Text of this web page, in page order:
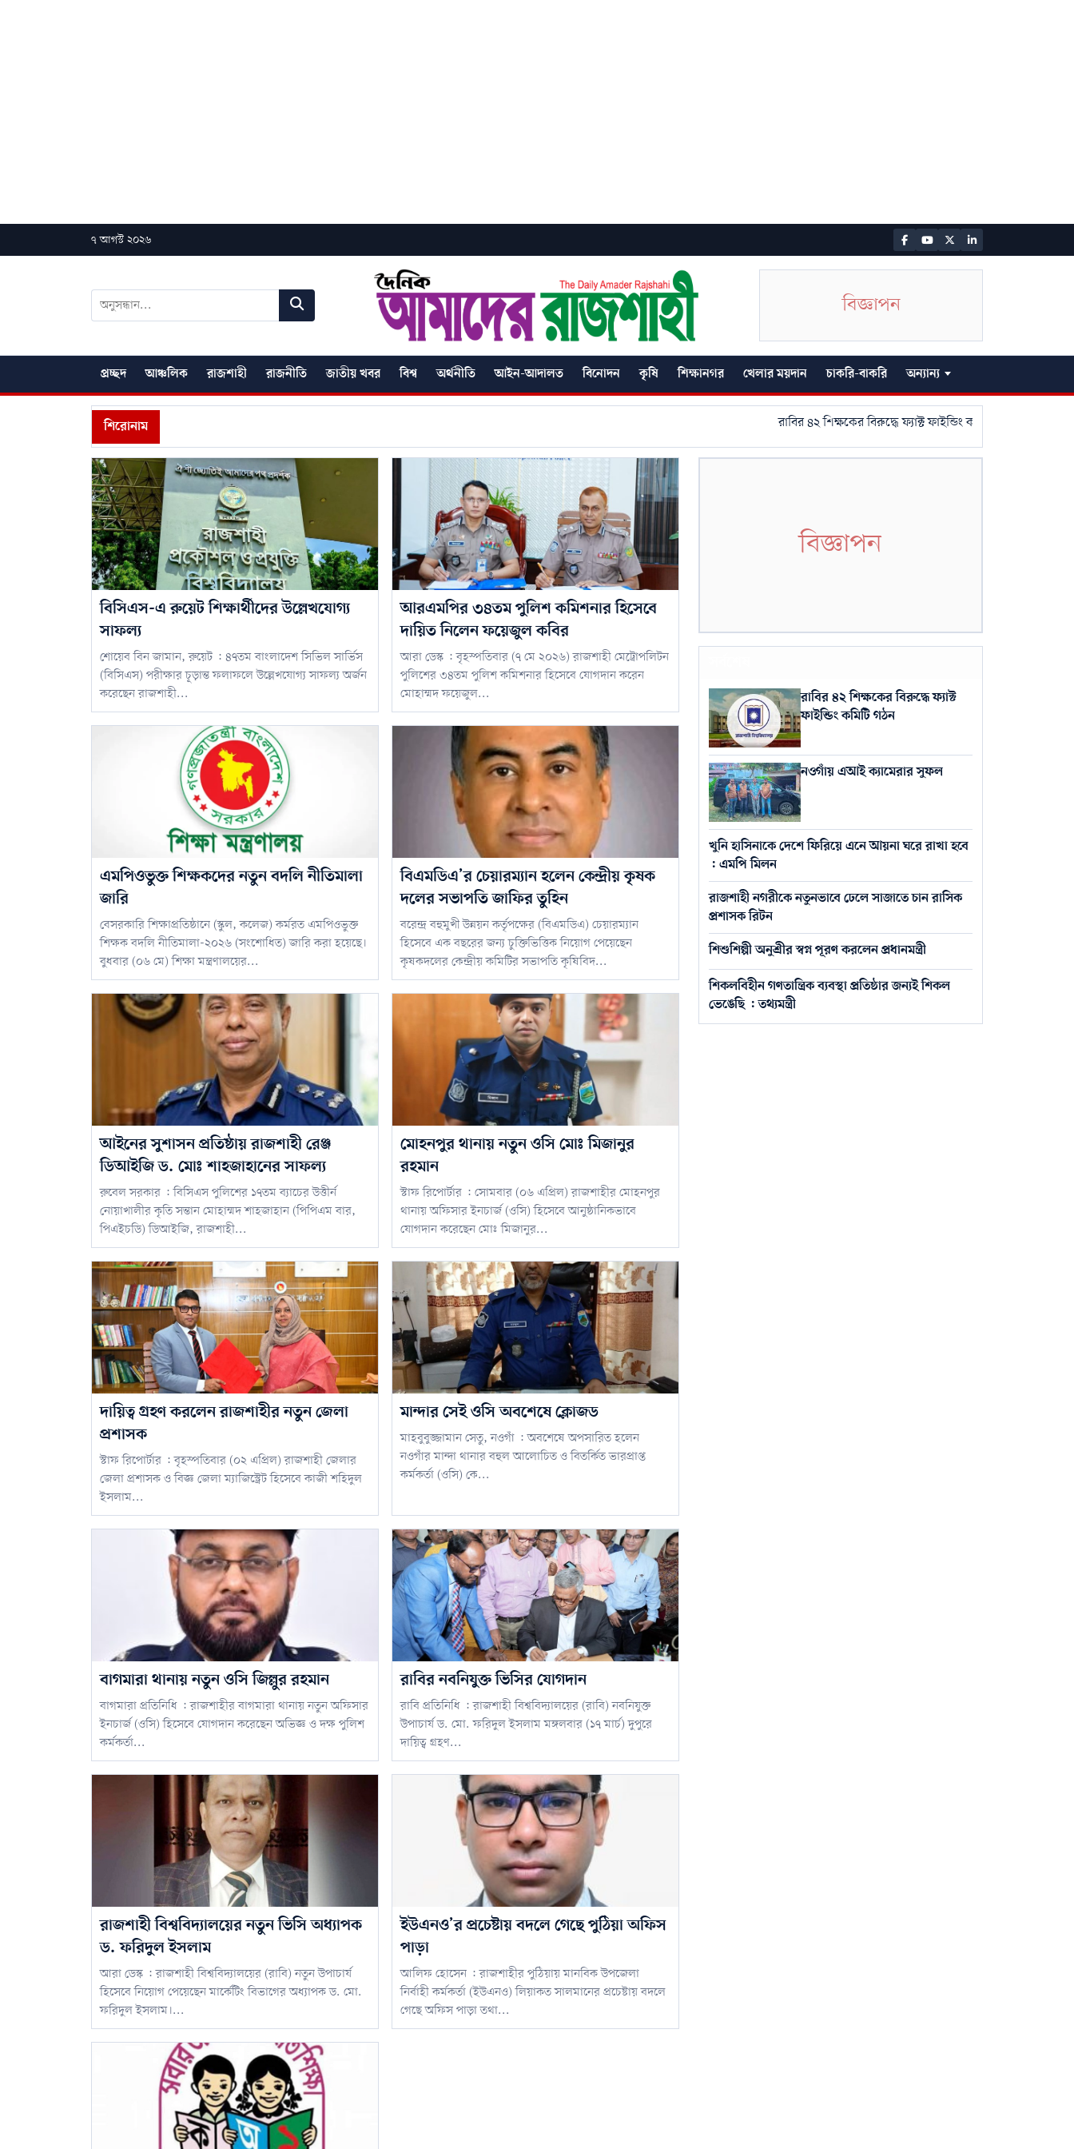
৭ আগস্ট ২০২৬
বিজ্ঞাপন
প্রচ্ছদ আঞ্চলিক রাজশাহী রাজনীতি জাতীয় খবর বিশ্ব অর্থনীতি আইন-আদালত বিনোদন কৃষি শিক্ষানগর খেলার ময়দান চাকরি-বাকরি অন্যান্য
শিরোনাম রাবির ৪২ শিক্ষকের বিরুদ্ধে ফ্যাক্ট ফাইন্ডিং কমিটি গঠন
বিসিএস-এ রুয়েট শিক্ষার্থীদের উল্লেখযোগ্য
সাফল্য
শোয়েব বিন জামান, রুয়েট : ৪৭তম বাংলাদেশ সিভিল সার্ভিস
(বিসিএস) পরীক্ষার চূড়ান্ত ফলাফলে উল্লেখযোগ্য সাফল্য অর্জন
করেছেন রাজশাহী...
আরএমপির ৩৪তম পুলিশ কমিশনার হিসেবে
দায়িত নিলেন ফয়েজুল কবির
আরা ডেস্ক : বৃহস্পতিবার (৭ মে ২০২৬) রাজশাহী মেট্রোপলিটন
পুলিশের ৩৪তম পুলিশ কমিশনার হিসেবে যোগদান করেন
মোহাম্মদ ফয়েজুল...
এমপিওভুক্ত শিক্ষকদের নতুন বদলি নীতিমালা
জারি
বেসরকারি শিক্ষাপ্রতিষ্ঠানে (স্কুল, কলেজ) কর্মরত এমপিওভুক্ত
শিক্ষক বদলি নীতিমালা-২০২৬ (সংশোধিত) জারি করা হয়েছে।
বুধবার (০৬ মে) শিক্ষা মন্ত্রণালয়ের...
বিএমডিএ’র চেয়ারম্যান হলেন কেন্দ্রীয় কৃষক
দলের সভাপতি জাফির তুহিন
বরেন্দ্র বহুমুখী উন্নয়ন কর্তৃপক্ষের (বিএমডিএ) চেয়ারম্যান
হিসেবে এক বছরের জন্য চুক্তিভিত্তিক নিয়োগ পেয়েছেন
কৃষকদলের কেন্দ্রীয় কমিটির সভাপতি কৃষিবিদ...
আইনের সুশাসন প্রতিষ্ঠায় রাজশাহী রেঞ্জ
ডিআইজি ড. মোঃ শাহজাহানের সাফল্য
রুবেল সরকার : বিসিএস পুলিশের ১৭তম ব্যাচের উত্তীর্ন
নোয়াখালীর কৃতি সন্তান মোহাম্মদ শাহজাহান (পিপিএম বার,
পিএইচডি) ডিআইজি, রাজশাহী...
মোহনপুর থানায় নতুন ওসি মোঃ মিজানুর
রহমান
স্টাফ রিপোর্টার : সোমবার (০৬ এপ্রিল) রাজশাহীর মোহনপুর
থানায় অফিসার ইনচার্জ (ওসি) হিসেবে আনুষ্ঠানিকভাবে
যোগদান করেছেন মোঃ মিজানুর...
দায়িত্ব গ্রহণ করলেন রাজশাহীর নতুন জেলা
প্রশাসক
স্টাফ রিপোর্টার : বৃহস্পতিবার (০২ এপ্রিল) রাজশাহী জেলার
জেলা প্রশাসক ও বিজ্ঞ জেলা ম্যাজিস্ট্রেট হিসেবে কাজী শহিদুল
ইসলাম...
মান্দার সেই ওসি অবশেষে ক্লোজড
মাহবুবুজ্জামান সেতু, নওগাঁ : অবশেষে অপসারিত হলেন
নওগাঁর মান্দা থানার বহুল আলোচিত ও বিতর্কিত ভারপ্রাপ্ত
কর্মকর্তা (ওসি) কে...
বাগমারা থানায় নতুন ওসি জিল্লুর রহমান
বাগমারা প্রতিনিধি : রাজশাহীর বাগমারা থানায় নতুন অফিসার
ইনচার্জ (ওসি) হিসেবে যোগদান করেছেন অভিজ্ঞ ও দক্ষ পুলিশ
কর্মকর্তা...
রাবির নবনিযুক্ত ভিসির যোগদান
রাবি প্রতিনিধি : রাজশাহী বিশ্ববিদ্যালয়ের (রাবি) নবনিযুক্ত
উপাচার্য ড. মো. ফরিদুল ইসলাম মঙ্গলবার (১৭ মার্চ) দুপুরে
দায়িত্ব গ্রহণ...
রাজশাহী বিশ্ববিদ্যালয়ের নতুন ভিসি অধ্যাপক
ড. ফরিদুল ইসলাম
আরা ডেস্ক : রাজশাহী বিশ্ববিদ্যালয়ের (রাবি) নতুন উপাচার্য
হিসেবে নিয়োগ পেয়েছেন মার্কেটিং বিভাগের অধ্যাপক ড. মো.
ফরিদুল ইসলাম।...
ইউএনও’র প্রচেষ্টায় বদলে গেছে পুঠিয়া অফিস
পাড়া
আলিফ হোসেন : রাজশাহীর পুঠিয়ায় মানবিক উপজেলা
নির্বাহী কর্মকর্তা (ইউএনও) লিয়াকত সালমানের প্রচেষ্টায় বদলে
গেছে অফিস পাড়া তথা...
বিজ্ঞাপন
রাবির ৪২ শিক্ষকের বিরুদ্ধে ফ্যাক্ট
ফাইন্ডিং কমিটি গঠন
নওগাঁয় এআই ক্যামেরার সুফল
খুনি হাসিনাকে দেশে ফিরিয়ে এনে আয়না ঘরে রাখা হবে
: এমপি মিলন
রাজশাহী নগরীকে নতুনভাবে ঢেলে সাজাতে চান রাসিক
প্রশাসক রিটন
শিশুশিল্পী অনুশ্রীর স্বপ্ন পূরণ করলেন প্রধানমন্ত্রী
শিকলবিহীন গণতান্ত্রিক ব্যবস্থা প্রতিষ্ঠার জন্যই শিকল
ভেঙেছি : তথ্যমন্ত্রী